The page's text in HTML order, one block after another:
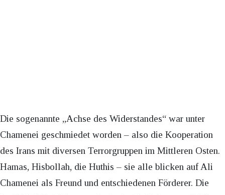
Die sogenannte „Achse des Widerstandes“ war unter
Chamenei geschmiedet worden – also die Kooperation
des Irans mit diversen Terrorgruppen im Mittleren Osten.
Hamas, Hisbollah, die Huthis – sie alle blicken auf Ali
Chamenei als Freund und entschiedenen Förderer. Die